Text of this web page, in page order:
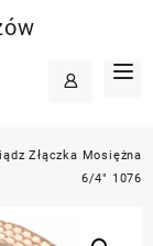
Złączka Mosiężna
6/4″ 1076